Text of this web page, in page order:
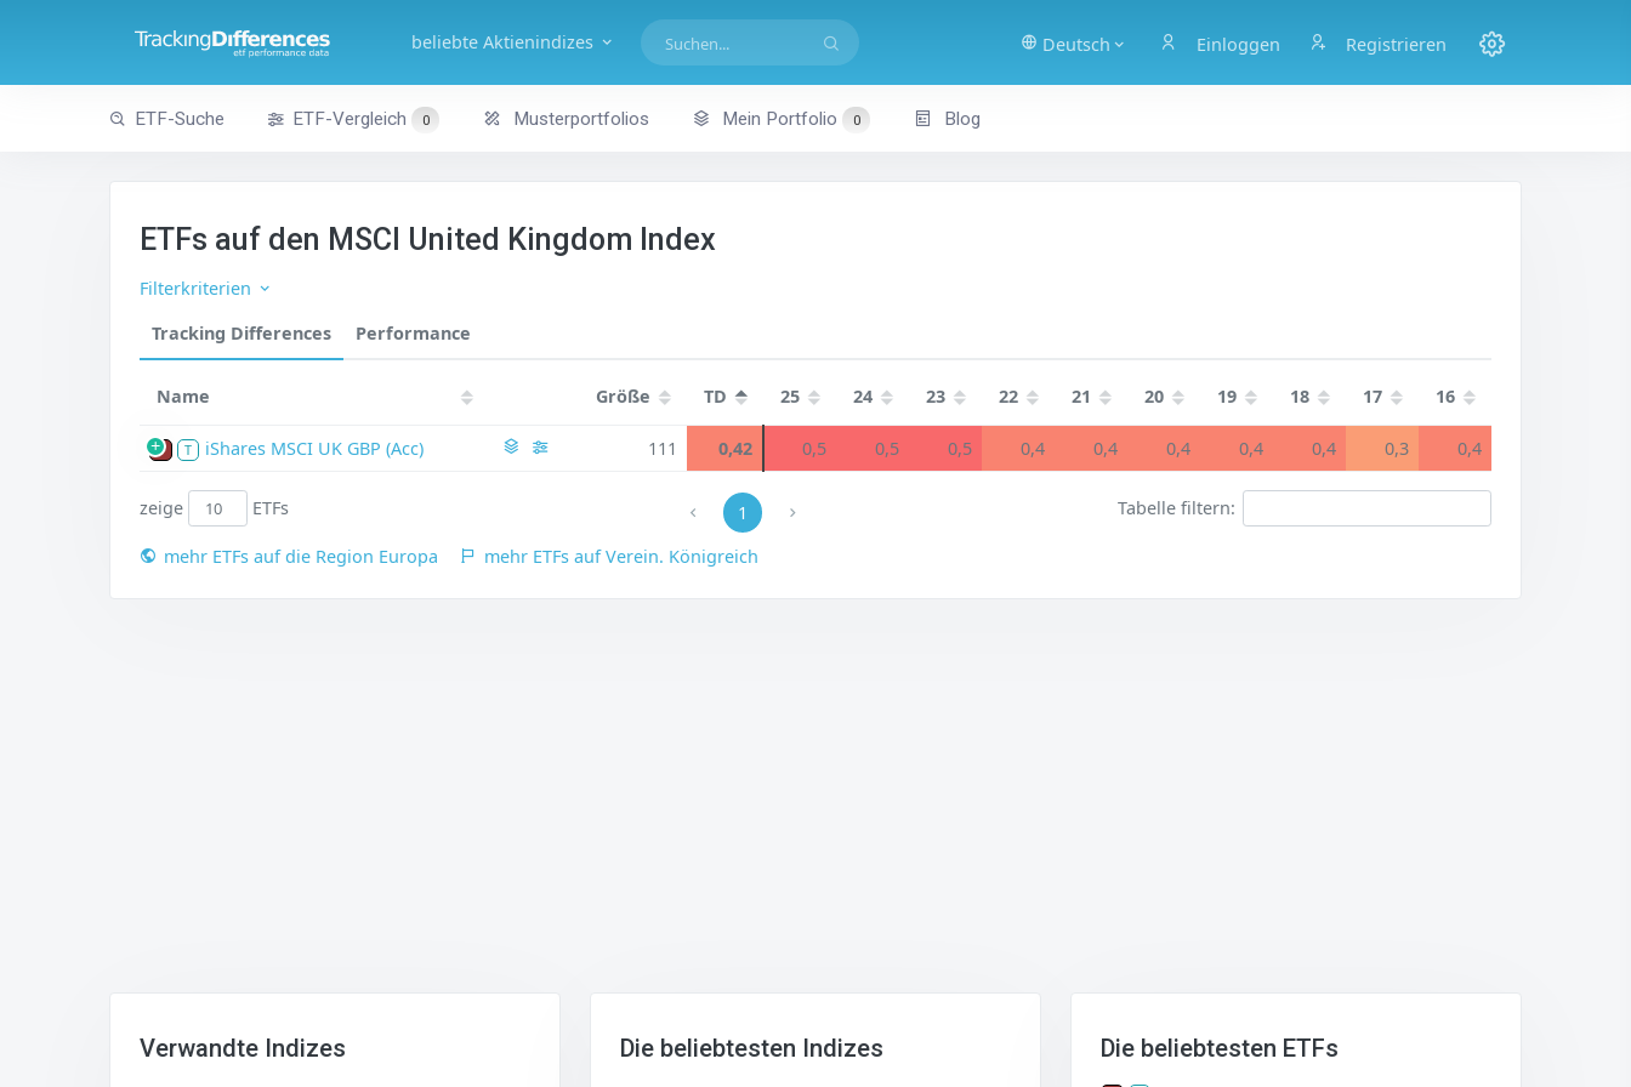
Deutsch Einloggen Registrieren
beliebte Aktienindizes
ETF-Suche ETF-Vergleich 0 Musterportfolios Mein Portfolio 0 Blog
ETFs auf den MSCI United Kingdom Index
Filterkriterien
Tracking Differences
Performance
Name Größe TD 25 24 23 22 21 20 19 18 17 16
P T iShares MSCI UK GBP (Acc) 111 0,42 0,5 0,5 0,5 0,4 0,4 0,4 0,4 0,4 0,3 0,4
Tabelle filtern:
1
zeige ETFs
mehr ETFs auf die Region Europa mehr ETFs auf Verein. Königreich
Verwandte Indizes Die beliebtesten Indizes Die beliebtesten ETFs